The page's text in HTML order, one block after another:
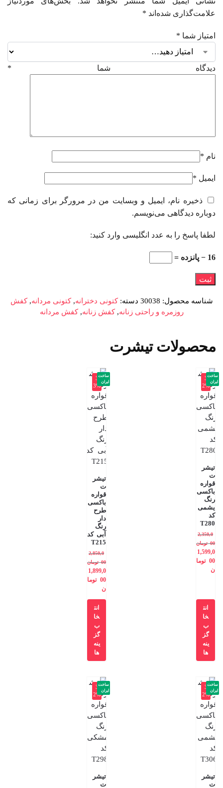
علامت‌گذاری شده‌اند *
امتیاز شما *
دیدگاه شما *
نام *
ایمیل *
ذخیره نام، ایمیل و وبسایت من در مرورگر برای زمانی که
دوباره دیدگاهی می‌نویسم.
لطفا پاسخ را به عدد انگلیسی وارد کنید:
16 − پانزده =
شناسه محصول: 30038 دسته:کتونی دخترانه,کتونی مردانه,کفش
روزمره و راحتی زنانه,کفش زنانه,کفش مردانه
محصولات تیشرت
-3
2%
تیشر
ت
قواره
باکسی
رنگ
یشمی
کد
T280
2,350,0
00 تومان
1,599,0
00 توما
ن
ساخت
ایران
انت
خا
ب
گز
ینه
ها
-3
3%
تیشر
ت
قواره
باکسی
طرح
دار
رنگ
آبی کد
T215
2,850,0
00 تومان
1,899,0
00 توما
ن
ساخت
ایران
انت
خا
ب
گز
ینه
ها
-3
2%
تیشر
ت
ساخت
ایران
-3
2%
تیشر
ت
ساخت
ایران